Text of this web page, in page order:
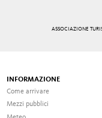
ASSOCIAZIONE
INFORMAZIONE
Come arrivare
Mezzi pubblici